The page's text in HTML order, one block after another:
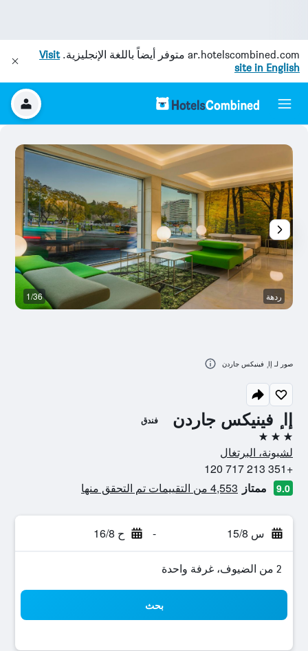
ar.hotelscombined.com متوفر أيضاً باللغة الإنجليزية.Visit
site in English
إا ٕ فينيكس جاردن فندق
3 نجوم
لشبونة، البرتغال
+351 213 717 120
9.0 ممتاز 4,553 من التقييمات تم التحقق منها
س 15/8 - ح 16/8
2 من الضيوف، غرفة واحدة
بحث
ردهة 1/36
صور لـ إا ٕ فينيكس جاردن